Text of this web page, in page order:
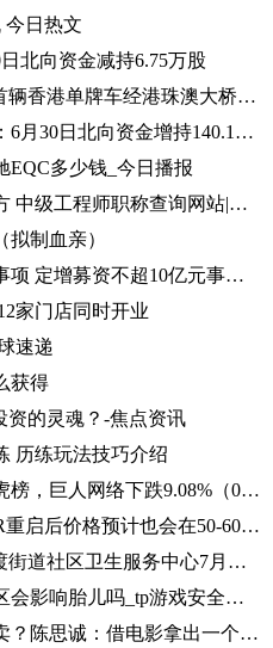
今日热文
北向资金减持6.75万股
观天下！“港车北上”实施，首辆香港单牌车经港珠澳大桥入粤
最新：海格通信（002465）：6月30日北向资金增持140.12万股
EQC多少钱_今日播报
中级工程师职称查询网站官方 中级工程师职称查询网站|世界今日讯
制血亲）
柳药集团：未涉及热点概念事项 定增募资不超10亿元事项目前处于审核阶段 环球速看
家门店同时开业
速递
获得
资的灵魂？-焦点资讯
历练玩法技巧介绍
环球观天下！多主力现身龙虎榜，巨人网络下跌9.08%（06-30）
百川畅银(300614.SZ)：CCER重启后价格预计也会在50-60元/吨左右
一起守护健康“第一湾”！西渡街道社区卫生服务中心7月专病门诊一览表出炉_环球滚动
【全球聚看点】胎盘液性暗区会影响胎儿吗_tp游戏安全中心
《消失的她》为什么票房大卖？陈思诚：借电影拿出一个生活的剖面